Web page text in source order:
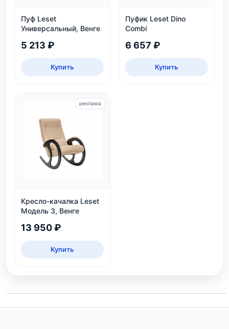
Пуф Leset
Универсальный, Венге
5 213 ₽
Купить
Пуфик Leset Dino
Combi
6 657 ₽
Купить
Кресло-качалка Leset
Модель 3, Венге
13 950 ₽
Купить
реклама